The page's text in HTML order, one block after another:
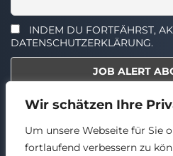
Wir schätzen Ihre
Um unsere Webseite für Sie
fortlaufend verbessern zu
INDEM DU FORTFÄHRST,
DATENSCHUTZERKLÄRUNG.
Select the widget you want